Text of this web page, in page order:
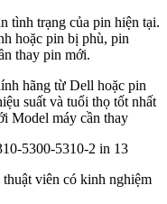
tình trạng của pin hiện tại.
hoặc pin bị phù, pin
thay pin mới.
hãng từ Dell hoặc pin
suất và tuổi thọ tốt nhất
Model máy cần thay
viên có kinh nghiệm